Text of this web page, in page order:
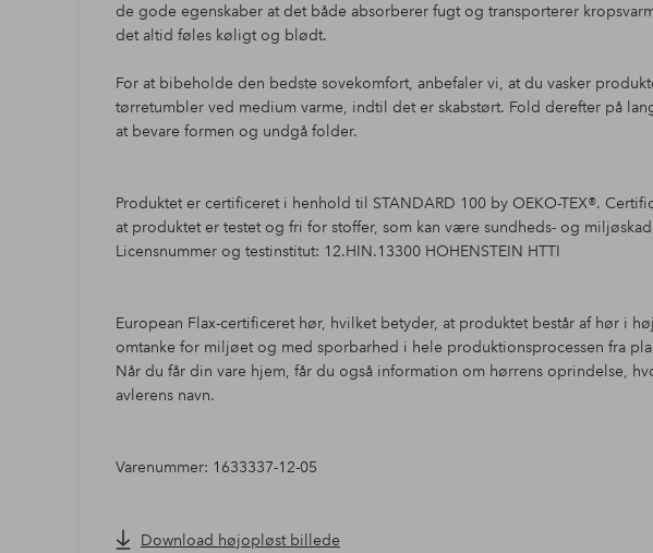
de gode egenskaber at det både absorberer fugt og transporterer
det altid føles køligt og blødt.
For at bibeholde den bedste sovekomfort, anbefaler vi, at du vasker
tørretumbler ved medium varme, indtil det er skabstørt. Fold derefter på
at bevare formen og undgå folder.
Produktet er certificeret i henhold til STANDARD 100 by OEKO-TEX®.
at produktet er testet og fri for stoffer, som kan være sundheds- og
Licensnummer og testinstitut: 12.HIN.13300 HOHENSTEIN HTTI
European Flax-certificeret hør, hvilket betyder, at produktet består af hør i
omtanke for miljøet og med sporbarhed i hele produktionsprocessen fra
Når du får din vare hjem, får du også information om hørrens oprindelse,
avlerens navn.
Varenummer: 1633337-12-05
Download højopløst billede